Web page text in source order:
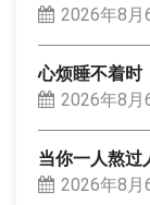
2026年8月
心烦睡不着时
2026年8月
当你一人熬
2026年8月